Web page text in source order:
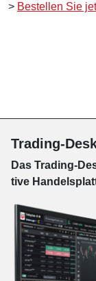
> Bestellen Sie
Trading-
Das Trading-
tive